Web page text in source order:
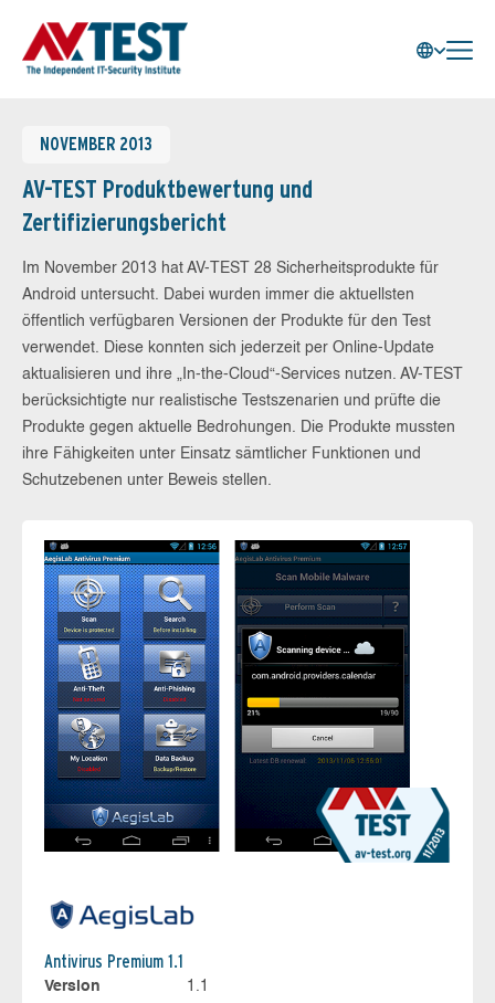
NOVEMBER 2013
AV-TEST Produktbewertung und
Zertifizierungsbericht
Im November 2013 hat AV-TEST 28 Sicherheitsprodukte für
Android untersucht. Dabei wurden immer die aktuellsten
öffentlich verfügbaren Versionen der Produkte für den Test
verwendet. Diese konnten sich jederzeit per Online-Update
aktualisieren und ihre „In-the-Cloud“-Services nutzen. AV-TEST
berücksichtigte nur realistische Testszenarien und prüfte die
Produkte gegen aktuelle Bedrohungen. Die Produkte mussten
ihre Fähigkeiten unter Einsatz sämtlicher Funktionen und
Schutzebenen unter Beweis stellen.
Antivirus Premium 1.1
Version
1.1